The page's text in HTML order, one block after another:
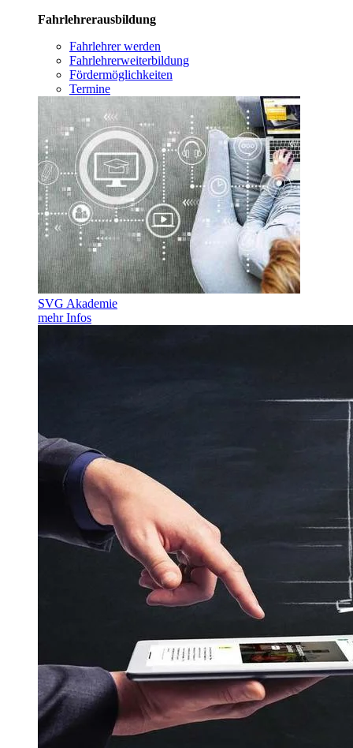
Fahrlehrerausbildung
Fahrlehrer werden
Fahrlehrerweiterbildung
Fördermöglichkeiten
Termine
SVG Akademie
mehr Infos